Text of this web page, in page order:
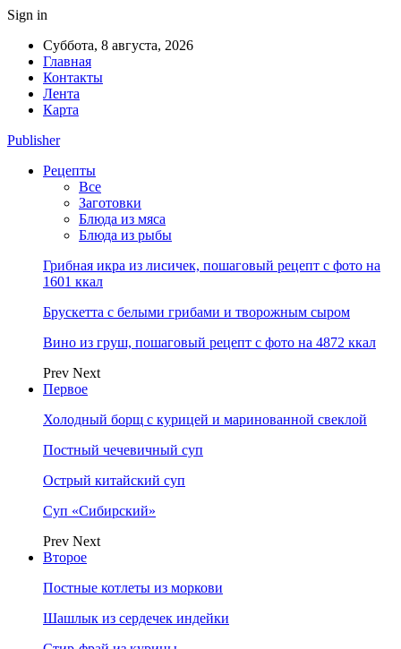
Sign in
Суббота, 8 августа, 2026
Главная
Контакты
Лента
Карта
Publisher
Рецепты
Все
Заготовки
Блюда из мяса
Блюда из рыбы
Грибная икра из лисичек, пошаговый рецепт с фото на
1601 ккал
Брускетта с белыми грибами и творожным сыром
Вино из груш, пошаговый рецепт с фото на 4872 ккал
Prev Next
Первое
Холодный борщ с курицей и маринованной свеклой
Постный чечевичный суп
Острый китайский суп
Суп «Сибирский»
Prev Next
Второе
Постные котлеты из моркови
Шашлык из сердечек индейки